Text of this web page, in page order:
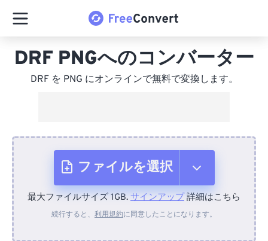
DRF PNGへのコンバーター
DRF を PNG にオンラインで無料で変換します。
ファイルを選択
デバイスから
最大ファイルサイズ 1GB. サインアップ詳細はこちら
続行すると、 利用規約に同意したことになります。